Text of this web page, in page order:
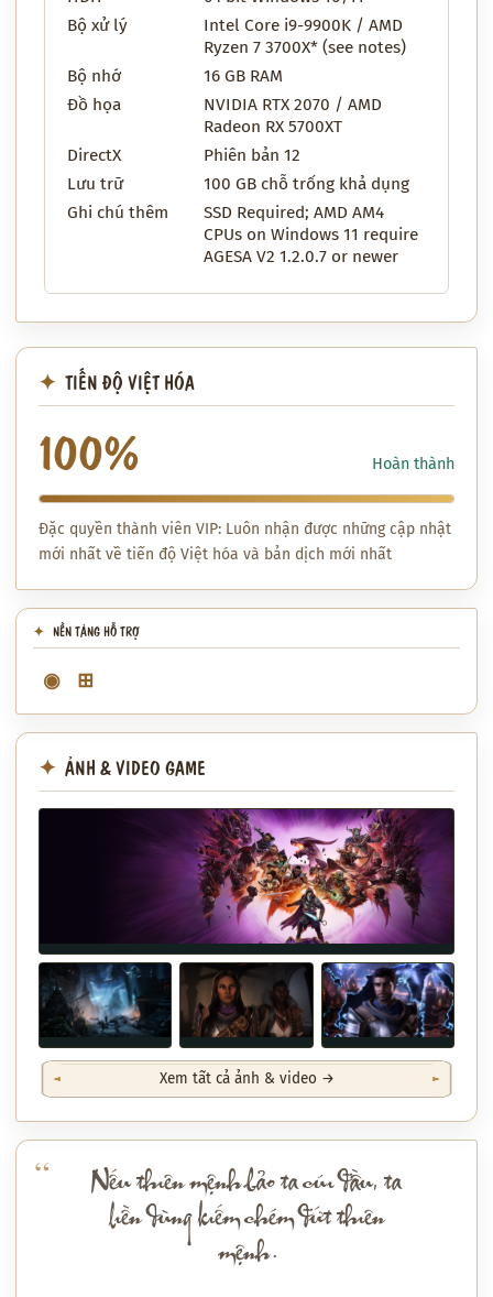
Bộ xử lý
Intel Core i9-9900K / AMD
Ryzen 7 3700X* (see notes)
Bộ nhớ
16 GB RAM
Đồ họa
NVIDIA RTX 2070 / AMD
Radeon RX 5700XT
DirectX
Phiên bản 12
Lưu trữ
100 GB chỗ trống khả dụng
Ghi chú thêm
SSD Required; AMD AM4
CPUs on Windows 11 require
AGESA V2 1.2.0.7 or newer
TIẾN ĐỘ VIỆT HÓA
100% Hoàn thành
Đặc quyền thành viên VIP: Luôn nhận được những cập nhật
mới nhất về tiến độ Việt hóa và bản dịch mới nhất
NỀN TẢNG HỖ TRỢ
◉ ⊞
ẢNH & VIDEO GAME
Xem tất cả ảnh & video →
Nếu thiên mệnh bảo ta cúi đầu, ta
liền dùng kiếm chém đứt thiên
mệnh.